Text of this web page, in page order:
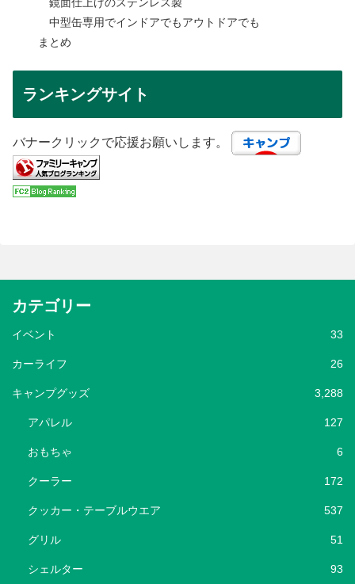
中型缶専用でインドアでもアウトドアでも
まとめ
ランキングサイト
バナークリックで応援お願いします。
カテゴリー
イベント 33
カーライフ 26
キャンプグッズ 3,288
アパレル 127
おもちゃ 6
クーラー 172
クッカー・テーブルウエア 537
グリル 51
シェルター 93